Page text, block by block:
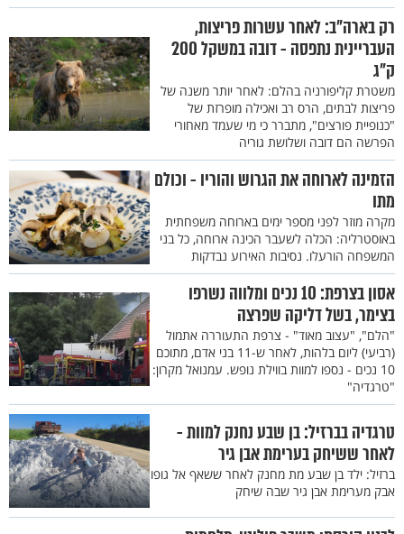
רק בארה"ב: לאחר עשרות פריצות,
העבריינית נתפסה - דובה במשקל 200
ק"ג
משטרת קליפורניה בהלם: לאחר יותר משנה של
פריצות לבתים, הרס רב ואכילה מופרזת של
"כנופיית פורצים", מתברר כי מי שעמד מאחורי
הפרשה הם דובה ושלושת גוריה
הזמינה לארוחה את הגרוש והוריו - וכולם
מתו
מקרה מוזר לפני מספר ימים בארוחה משפחתית
באוסטרליה: הכלה לשעבר הכינה ארוחה, כל בני
המשפחה הורעלו. נסיבות האירוע נבדקות
אסון בצרפת: 10 נכים ומלווה נשרפו
בצימר, בשל דליקה שפרצה
"הלם", "עצוב מאוד" - צרפת התעוררה אתמול
(רביעי) ליום בלהות, לאחר ש-11 בני אדם, מתוכם
10 נכים - נספו למוות בווילת נופש. עמנואל מקרון:
"טרגדיה"
טרגדיה בברזיל: בן שבע נחנק למוות -
לאחר ששיחק בערימת אבן גיר
ברזיל: ילד בן שבע מת מחנק לאחר ששאף אל גופו
אבק מערימת אבן גיר שבה שיחק